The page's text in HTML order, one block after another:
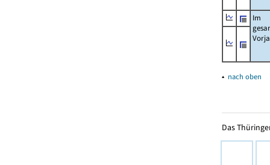
Im
▴ nach oben
Das